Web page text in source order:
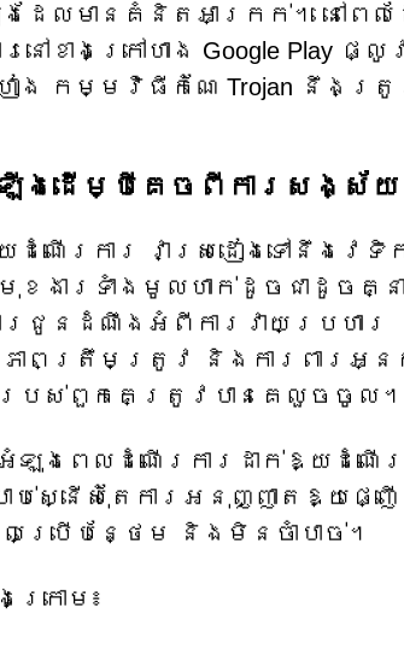
ដែលមានគំនិតអាក្រក់។ នៅពេល
ខាងក្រៅហាង Google Play ផ្លូ
ៀង កម្មវិធីកំណែ Trojan នឹងត្រូ
ងដើម្បីគេចពីការសង្ស័យ
ើរការ វាស្រដៀងទៅនឹងវេទិក
ងារទាំងមូលហាក់ដូចជាដូចគ្នា
ារជូនដំណឹងអំពីការវាយប្រហារ
ភាពត្រឹមត្រូវ និងការពារអ្ន
បស់ពួកគេត្រូវបានគេលួចចូល។
ងពេលដំណើរការដាក់ឱ្យដំណើរ
ប់ស្នើសុំតែការអនុញ្ញាតឱ្យផ្ញើ
ប្រើបន្ថែម និងមិនចាំបាច់។
រោម៖